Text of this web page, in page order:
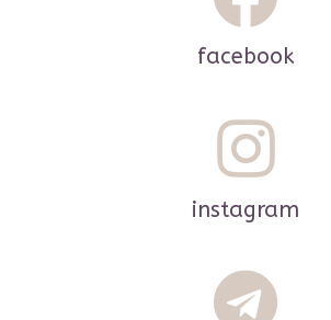
facebook
instagram